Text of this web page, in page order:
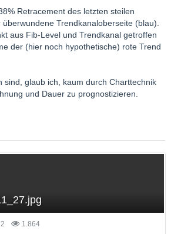
Retracement des letzten steilen
Trendkanaloberseite (blau).
aus Fib-Level und Trendkanal getroffen
der (hier noch hypothetische) rote Trend
sind, glaub ich, kaum durch Charttechnik
und Dauer zu prognostizieren.
1.864